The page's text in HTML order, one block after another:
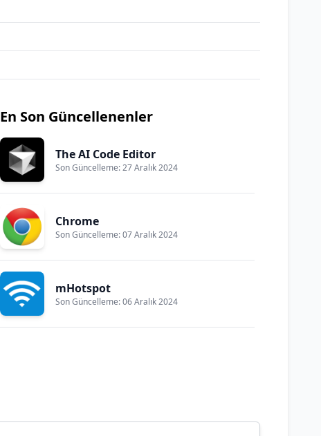
En Son Güncellenenler
The AI Code Editor
Son Güncelleme: 27 Aralık 2024
Chrome
Son Güncelleme: 07 Aralık 2024
mHotspot
Son Güncelleme: 06 Aralık 2024